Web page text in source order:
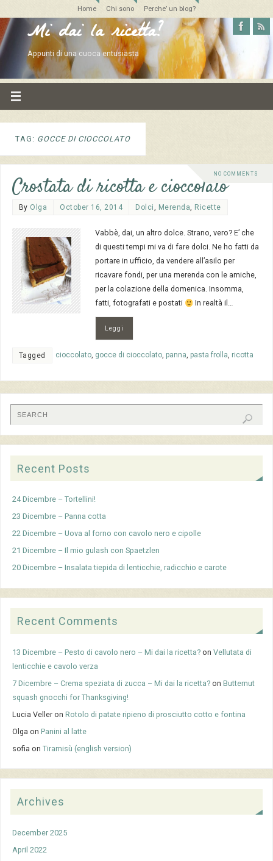
Home Chi sono Perche’ un blog?
Mi dai la ricetta?
Appunti di una cuoca entusiasta
TAG: GOCCE DI CIOCCOLATO
NO COMMENTS
Crostata di ricotta e cioccolato
By Olga October 16, 2014 Dolci, Merenda, Ricette
Vabbè, dai, un altro dolce. Strano, vero? E’ che
di questi tempi mi va di fare dolci. Ne ho fatti da
portare in ufficio, da vendere all’asilo per
ricavare fondi, per una merenda con le amiche,
per la colazione della domenica. Insomma,
fatti, fotografati e postati
In realtà il…
Leggi
Tagged cioccolato, gocce di cioccolato, panna pasta frolla ricotta
Recent Posts
24 Dicembre – Tortellini!
23 Dicembre – Panna cotta
22 Dicembre – Uova al forno con cavolo nero e cipolle
21 Dicembre – Il mio gulash con Spaetzlen
20 Dicembre – Insalata tiepida di lenticchie, radicchio e carote
Recent Comments
13 Dicembre – Pesto di cavolo nero – Mi dai la ricetta? onVellutata di
lenticchie e cavolo verza
7 Dicembre – Crema speziata di zucca – Mi dai la ricetta? onButternut
squash gnocchi for Thanksgiving!
Lucia Veller onRotolo di patate ripieno di prosciutto cotto e fontina
Olga onPanini al latte
sofia onTiramisù (english version)
Archives
December 2025
April 2022